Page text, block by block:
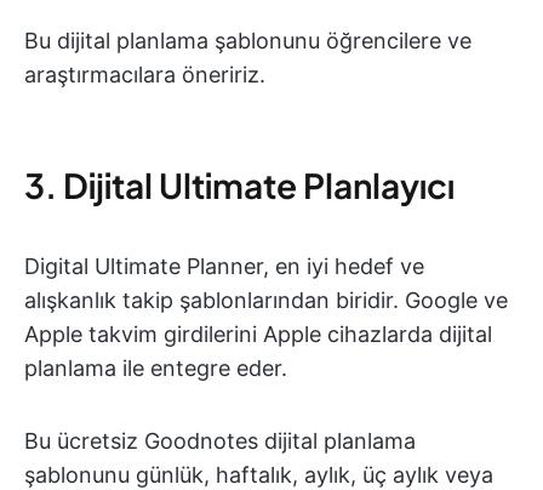
Bu dijital planlama şablonunu öğrencilere ve
araştırmacılara öneririz.
3. Dijital Ultimate Planlayıcı
Digital Ultimate Planner, en iyi hedef ve
alışkanlık takip şablonlarından biridir. Google ve
Apple takvim girdilerini Apple cihazlarda dijital
planlama ile entegre eder.
Bu ücretsiz Goodnotes dijital planlama
şablonunu günlük, haftalık, aylık, üç aylık veya